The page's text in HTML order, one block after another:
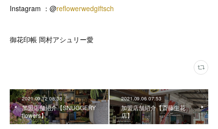
Instagram ：@reflowerwedgiftsch
御花印帳 岡村アシュリー愛
2021.09.12 08:38
加盟店舗紹介【SNUGGERY
flowers】
2021.09.06 07:53
加盟店舗紹介【斎藤生花
店】